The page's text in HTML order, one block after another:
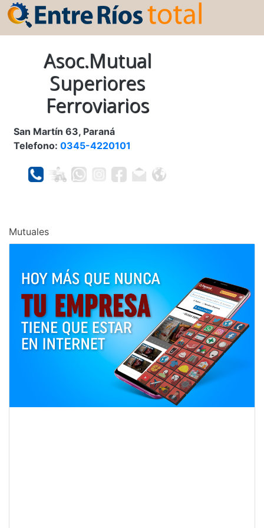
Asoc.Mutual
Superiores
Ferroviarios
San Martín 63, Paraná
Telefono: 0345-4220101
Mutuales